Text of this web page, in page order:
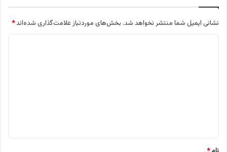
نشانی ایمیل شما منتشر نخواهد شد. بخش‌های موردنیاز علامت‌گذاری شده‌اند*